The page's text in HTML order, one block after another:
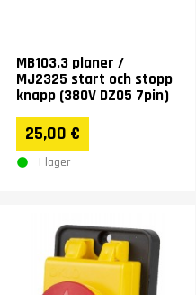
MB103.3 planer /
MJ2325 start och stopp
knapp (380V DZ05 7pin)
25,00 €
I lager